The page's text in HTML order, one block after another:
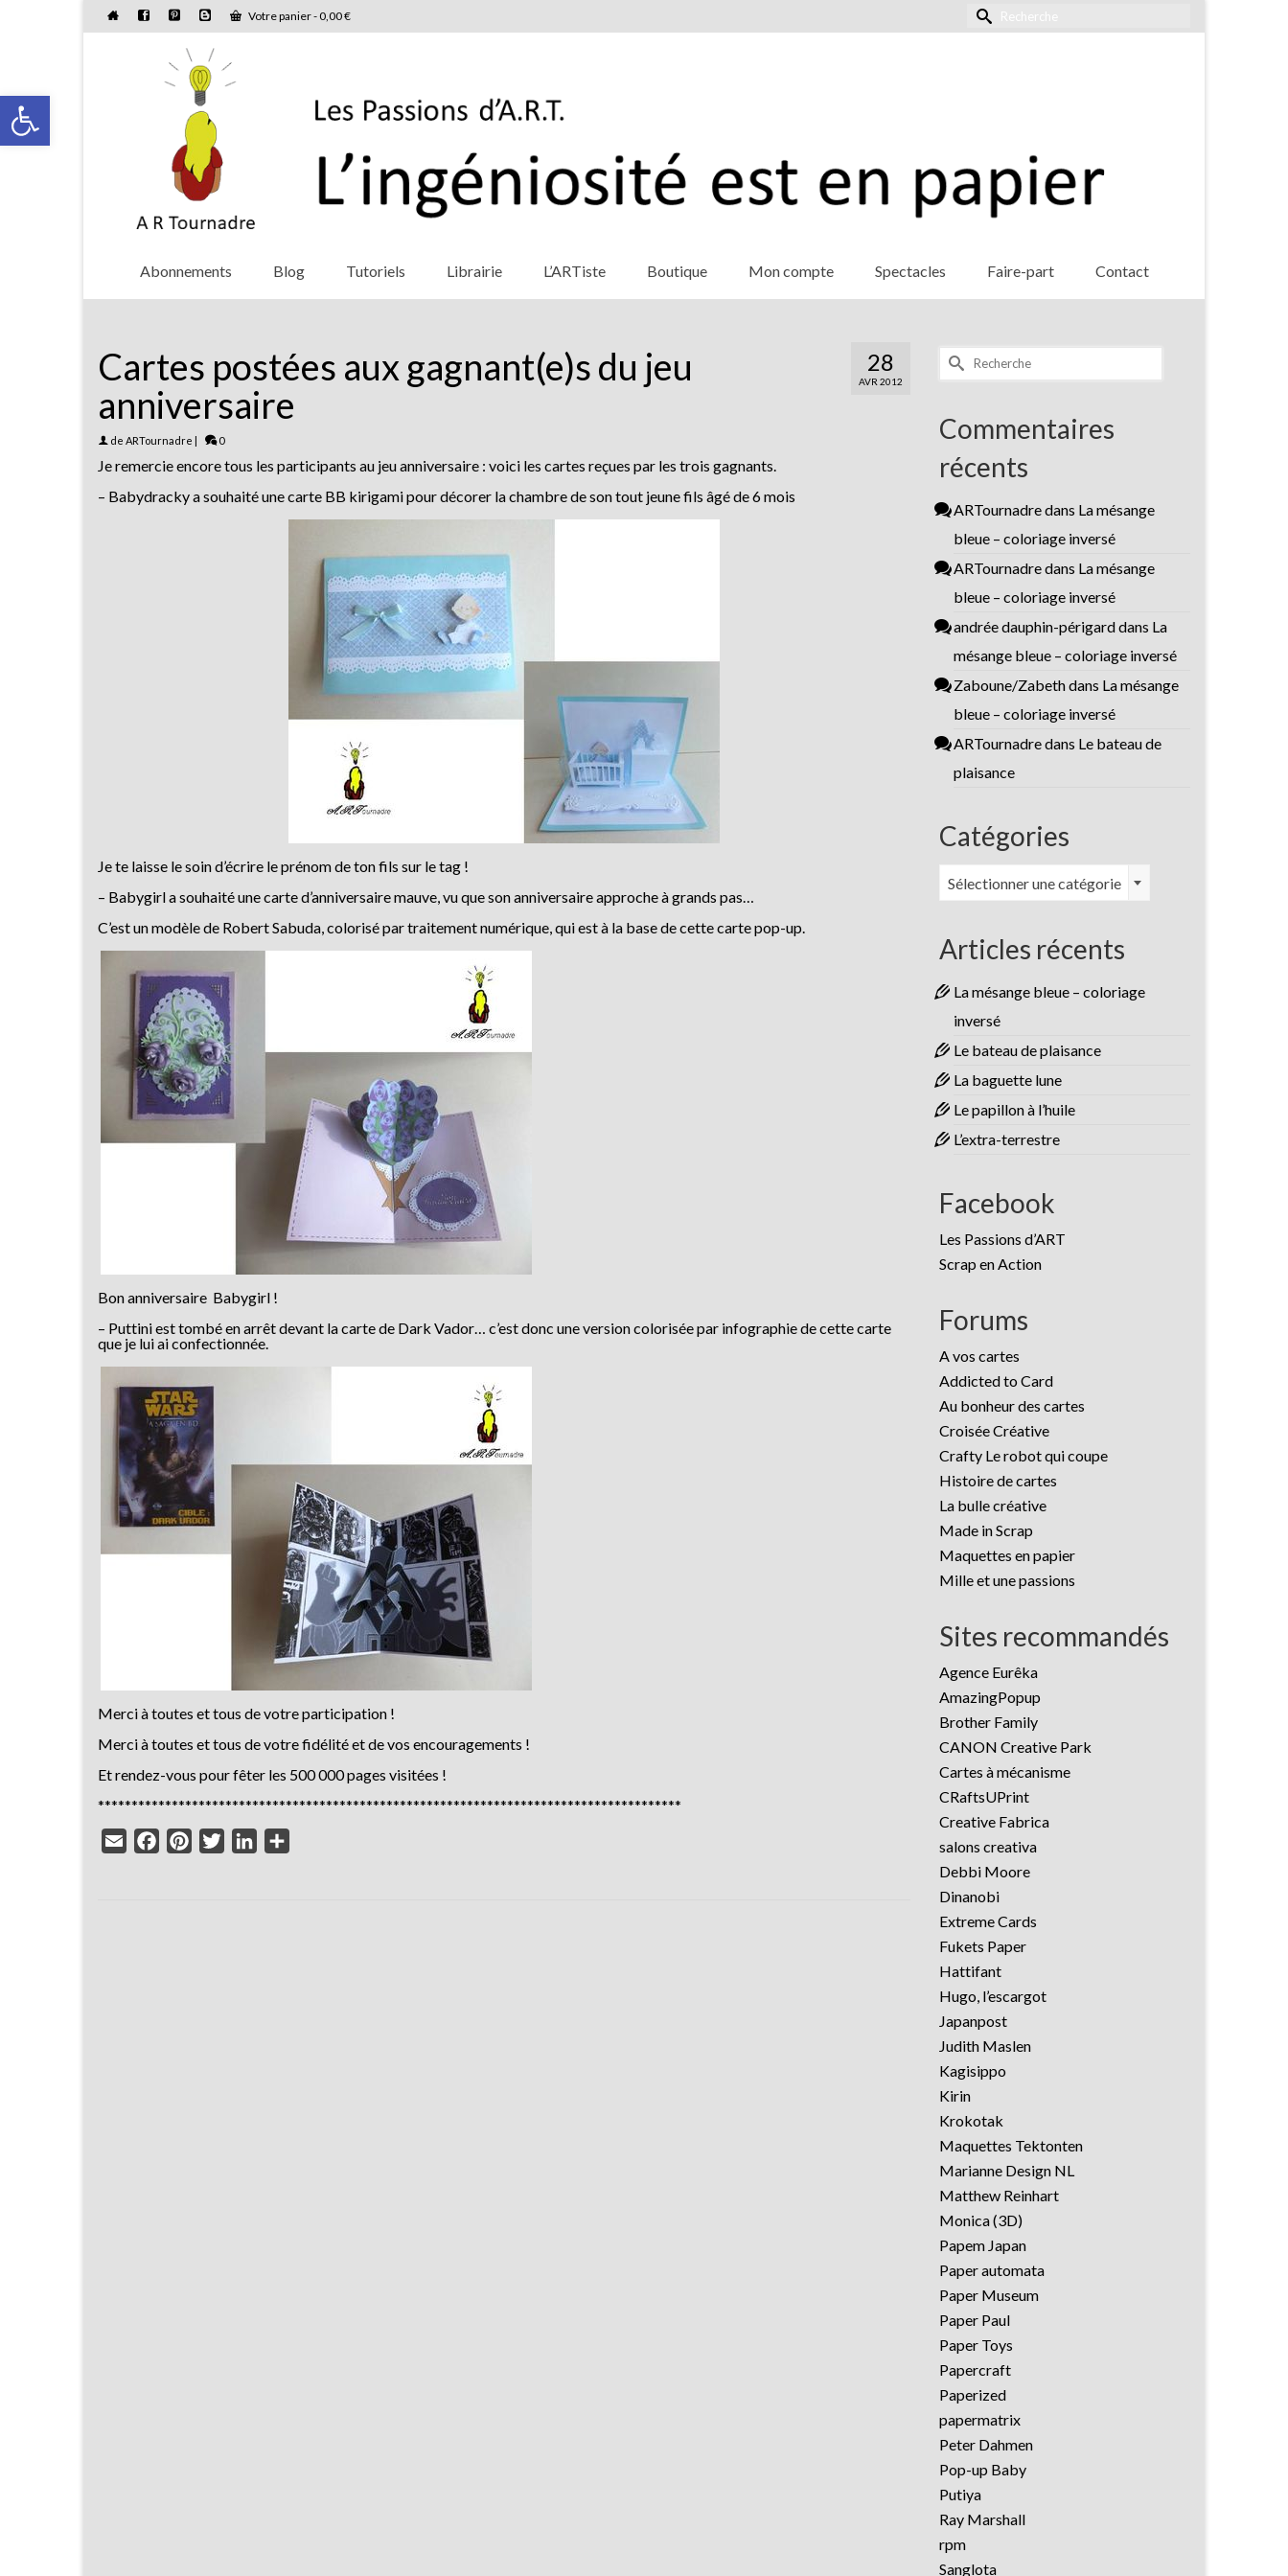
Ouvrir la barre d’outils
Votre panier-0,00€ Rechercher :
Abonnements Blog Tutoriels Librairie L’ARTiste Boutique Mon compte Spectacles Faire-part Contact
28
AVR 2012
Cartes postées aux gagnant(e)s du jeu
anniversaire
de ARTournadre | 0
Je remercie encore tous les participants au jeu anniversaire : voici les cartes reçues par les trois gagnants.
– Babydracky a souhaité une carte BB kirigami pour décorer la chambre de son tout jeune fils âgé de 6 mois
Je te laisse le soin d’écrire le prénom de ton fils sur le tag !
– Babygirl a souhaité une carte d’anniversaire mauve, vu que son anniversaire approche à grands pas…
C’est un modèle de Robert Sabuda, colorisé par traitement numérique, qui est à la base de cette carte pop-up.
Bon anniversaire Babygirl !
– Puttini est tombé en arrêt devant la carte de Dark Vador… c’est donc une version colorisée par infographie de cette carte
que je lui ai confectionnée.
Merci à toutes et tous de votre participation !
Merci à toutes et tous de votre fidélité et de vos encouragements !
Et rendez-vous pour fêter les 500 000 pages visitées !
***************************************************************************************
Email
FacebookPinterestTwitterLinkedIn
Rechercher :
Commentaires
récents
ARTournadredans La mésange
bleue – coloriage inversé
ARTournadredans La mésange
bleue – coloriage inversé
andrée dauphin-périgarddans La
mésange bleue – coloriage inversé
Zaboune/Zabethdans La mésange
bleue – coloriage inversé
ARTournadredans Le bateau de
plaisance
Catégories
Catégories
Sélectionner une catégorie
Articles récents
La mésange bleue – coloriage
inversé
Le bateau de plaisance
La baguette lune
Le papillon à l’huile
L’extra-terrestre
Facebook
Les Passions d’ART
Scrap en Action
Forums
A vos cartes
Addicted to Card
Au bonheur des cartes
Croisée Créative
Crafty Le robot qui coupe
Histoire de cartes
La bulle créative
Made in Scrap
Maquettes en papier
Mille et une passions
Sites recommandés
Agence Eurêka
AmazingPopup
Brother Family
CANON Creative Park
Cartes à mécanisme
CRaftsUPrint
Creative Fabrica
salons creativa
Debbi Moore
Dinanobi
Extreme Cards
Fukets Paper
Hattifant
Hugo, l’escargot
Japanpost
Judith Maslen
Kagisippo
Kirin
Krokotak
Maquettes Tektonten
Marianne Design NL
Matthew Reinhart
Monica (3D)
Papem Japan
Paper automata
Paper Museum
Paper Paul
Paper Toys
Papercraft
Paperized
papermatrix
Peter Dahmen
Pop-up Baby
Putiya
Ray Marshall
rpm
Sanglota